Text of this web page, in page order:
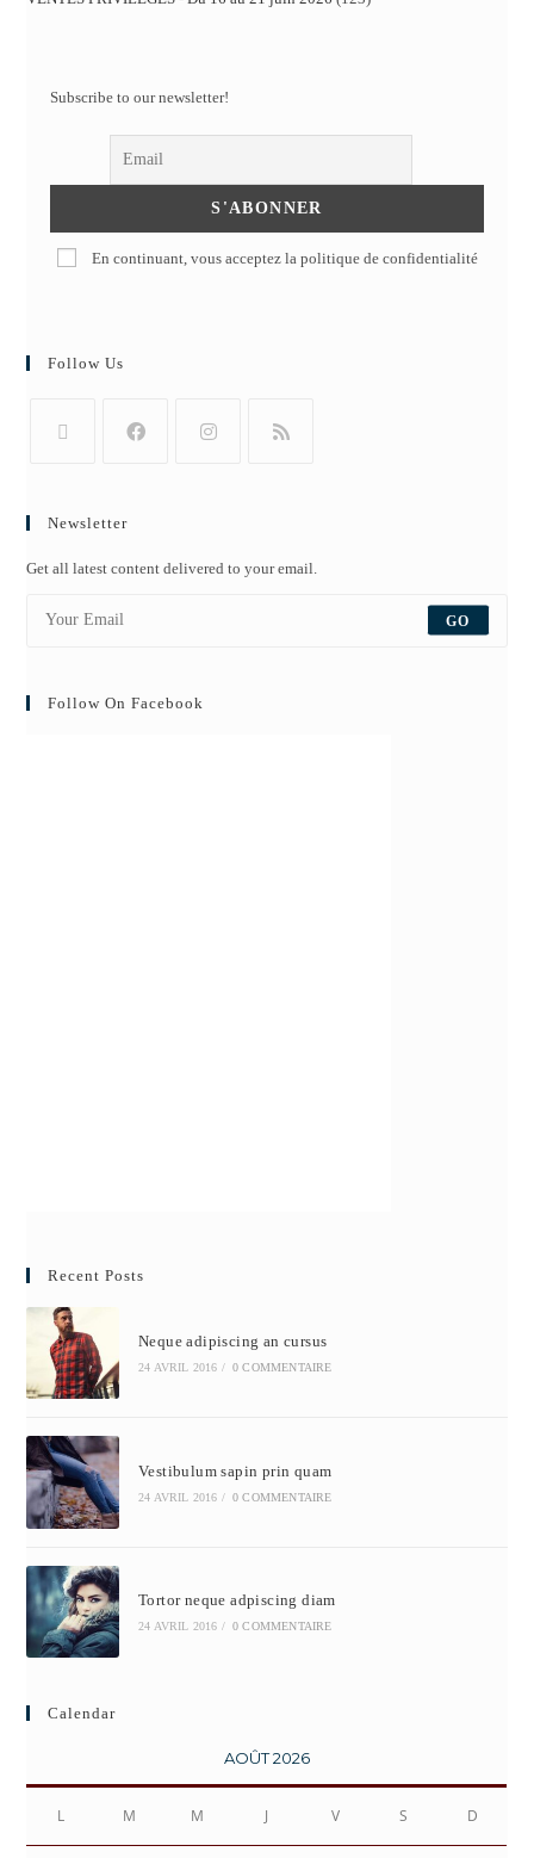
Subscribe to our newsletter!
En continuant, vous acceptez la politique de confidentialité
Follow Us
Newsletter
Get all latest content delivered to your email.
GO
Follow On Facebook
Recent Posts
Neque adipiscing an cursus
24 AVRIL 2016 / 0 COMMENTAIRE
Vestibulum sapin prin quam
24 AVRIL 2016 / 0 COMMENTAIRE
Tortor neque adpiscing diam
24 AVRIL 2016 / 0 COMMENTAIRE
Calendar
AOÛT 2026
L M M J V S D